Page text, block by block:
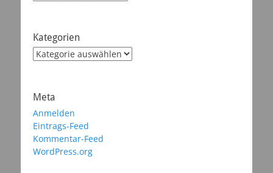
Kategorien
Kategorien
Meta
Anmelden
Eintrags-Feed
Kommentar-Feed
WordPress.org